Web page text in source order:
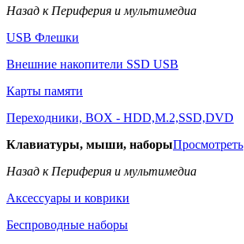
Назад к Периферия и мультимедиа
USB Флешки
Внешние накопители SSD USB
Карты памяти
Переходники, BOX - HDD,M.2,SSD,DVD
Клавиатуры, мыши, наборыПросмотреть
Назад к Периферия и мультимедиа
Аксессуары и коврики
Беспроводные наборы